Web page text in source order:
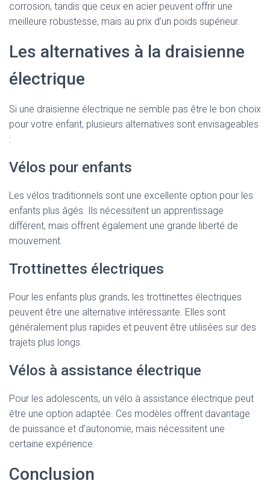
corrosion, tandis que ceux en acier peuvent offrir une
meilleure robustesse, mais au prix d’un poids supérieur.
Les alternatives à la draisienne
électrique
Si une draisienne électrique ne semble pas être le bon choix
pour votre enfant, plusieurs alternatives sont envisageables
:
Vélos pour enfants
Les vélos traditionnels sont une excellente option pour les
enfants plus âgés. Ils nécessitent un apprentissage
différent, mais offrent également une grande liberté de
mouvement.
Trottinettes électriques
Pour les enfants plus grands, les trottinettes électriques
peuvent être une alternative intéressante. Elles sont
généralement plus rapides et peuvent être utilisées sur des
trajets plus longs.
Vélos à assistance électrique
Pour les adolescents, un vélo à assistance électrique peut
être une option adaptée. Ces modèles offrent davantage
de puissance et d’autonomie, mais nécessitent une
certaine expérience.
Conclusion